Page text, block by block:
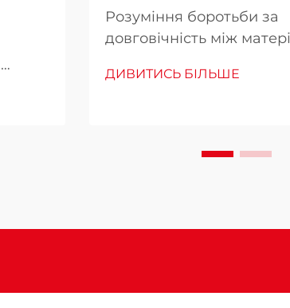
Розуміння боротьби за
довговічність між
обстановку спальні,
ДИВИТИСЬ БІЛЬШЕ